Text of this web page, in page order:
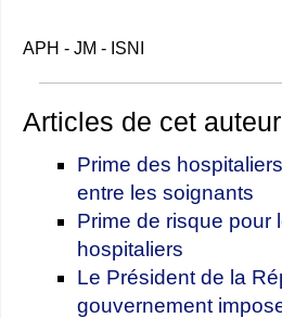
APH - JM - ISNI
Articles de cet
Prime des
entre les soignants
Prime de risque pour
hospitaliers
Le Président de la
gouvernement